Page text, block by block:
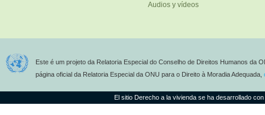
Audios y vídeos
Este é um projeto da Relatoria Especial do Conselho de Direitos Humanos da
página oficial da Relatoria Especial da ONU para o Direito à Moradia Adequada,
El sitio Derecho a la vivienda se ha desarrollado